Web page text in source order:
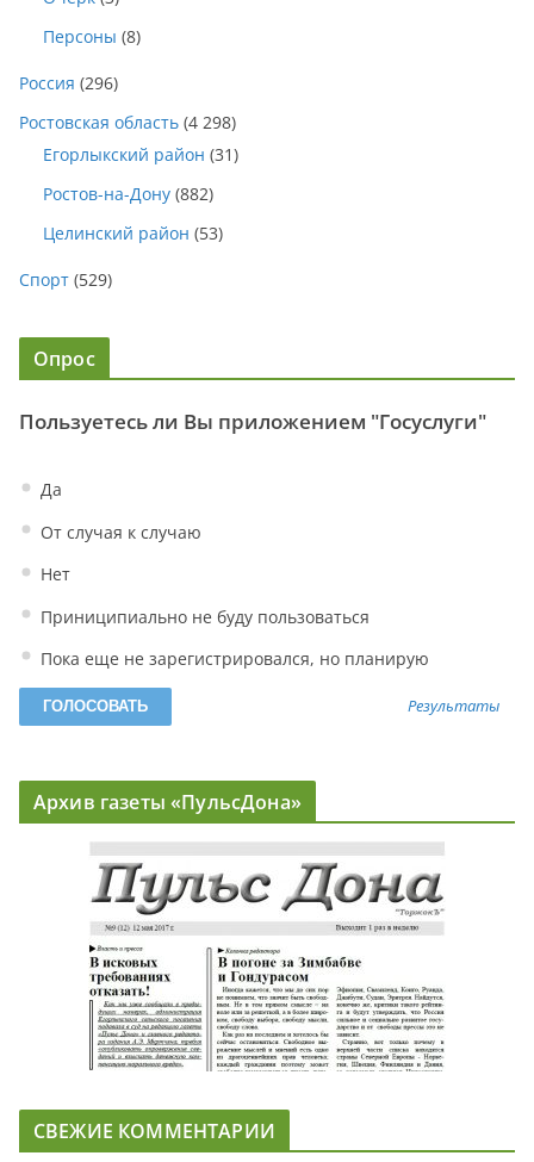
Персоны (8)
Россия (296)
Ростовская область (4 298)
Егорлыкский район (31)
Ростов-на-Дону (882)
Целинский район (53)
Спорт (529)
Опрос
Пользуетесь ли Вы приложением "Госуслуги"
Да
От случая к случаю
Нет
Приниципиально не буду пользоваться
Пока еще не зарегистрировался, но планирую
Результаты
Архив газеты «ПульсДона»
СВЕЖИЕ КОММЕНТАРИИ